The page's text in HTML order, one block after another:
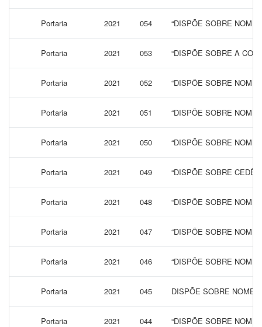
Portaria 2021 054 “DISPÕE SOBRE
Portaria 2021 053 “DISPÕE SOBRE A
Portaria 2021 052 “DISPÕE SOBRE
Portaria 2021 051 “DISPÕE SOBRE
Portaria 2021 050 “DISPÕE SOBRE
Portaria 2021 049 “DISPÕE SOBRE
Portaria 2021 048 “DISPÕE SOBRE
Portaria 2021 047 “DISPÕE SOBRE
Portaria 2021 046 “DISPÕE SOBRE
Portaria 2021 045 DISPÕE SOBRE
Portaria 2021 044 “DISPÕE SOBRE